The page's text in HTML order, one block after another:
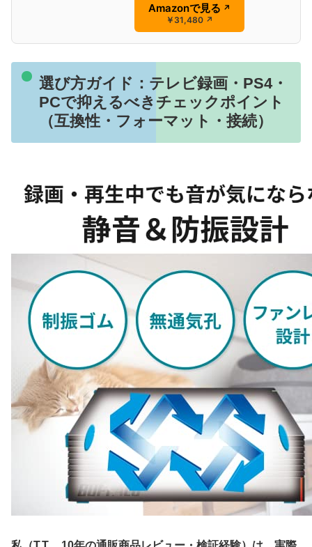
Amazonで見る ↗
￥31,480 ↗
選び方ガイド：テレビ録画・PS4・
PCで抑えるべきチェックポイント
（互換性・フォーマット・接続）